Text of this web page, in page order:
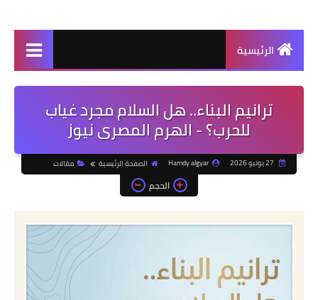
الرئيسية
ترانيم البناء.. هل السلام مجرد غياب
للحرب؟ - الهرم المصرى نيوز
Hamdy algyar الصفحة الرئيسية مقالات
الحجم